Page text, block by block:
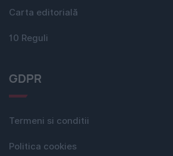
Carta editorială
10 Reguli
GDPR
Termeni si conditii
Politica cookies